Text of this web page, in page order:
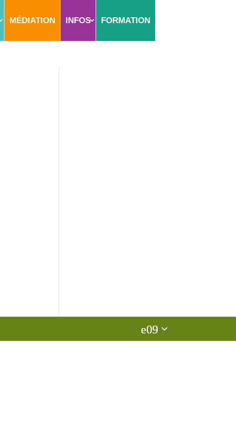
MÉDIATION INFOS FORMATION